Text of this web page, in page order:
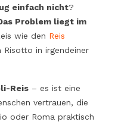
einfach nicht?
Problem liegt im
wie den Reis
Risotto in irgendeiner
Reis – es ist eine
vertrauen, die
oder Roma praktisch